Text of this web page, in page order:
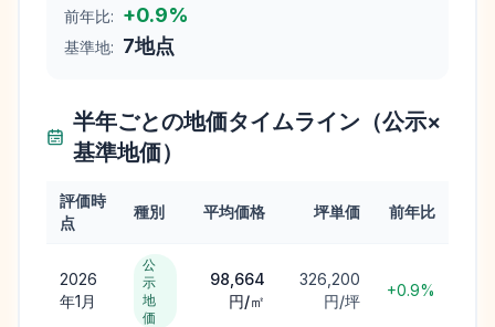
前年比: +0.9%
基準地: 7地点
半年ごとの地価タイムライン（公示×
基準地価）
評価時
点
種別 平均価格 坪単価 前年比
2026
年1月
公
示
地
価
98,664
円/㎡
326,200
円/坪
+0.9%